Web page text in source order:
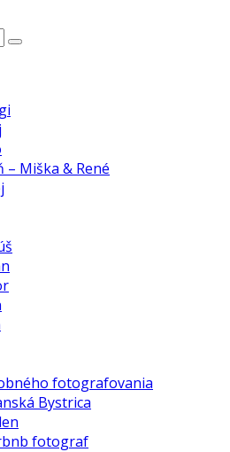
– Miška & René
fotografovania
Bystrica
fotograf